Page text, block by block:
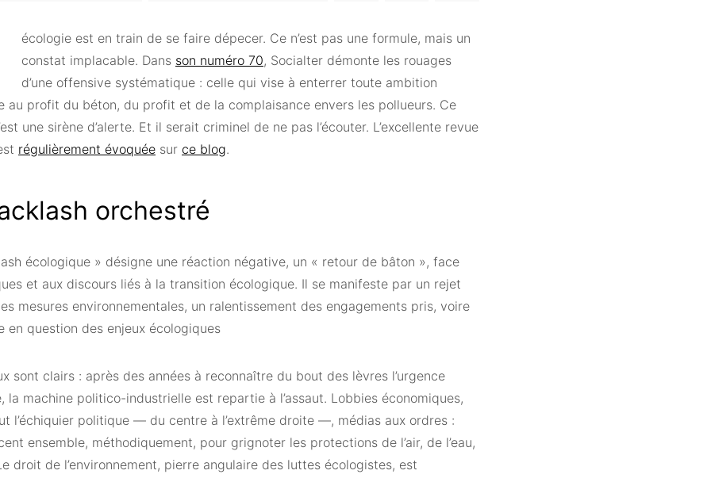
écologie est en train de se faire dépecer. Ce n’est pas une formule, mais un
constat implacable. Dans son numéro 70, Socialter démonte les rouages
d’une offensive systématique : celle qui vise à enterrer toute ambition
au profit du béton, du profit et de la complaisance envers les pollueurs. Ce
une sirène d’alerte. Et il serait criminel de ne pas l’écouter. L’excellente revue
régulièrement évoquée sur ce blog.
orchestré
écologique » désigne une réaction négative, un « retour de bâton », face
et aux discours liés à la transition écologique. Il se manifeste par un rejet
mesures environnementales, un ralentissement des engagements pris, voire
en question des enjeux écologiques
sont clairs : après des années à reconnaître du bout des lèvres l’urgence
la machine politico-industrielle est repartie à l’assaut. Lobbies économiques,
l’échiquier politique — du centre à l’extrême droite —, médias aux ordres :
ensemble, méthodiquement, pour grignoter les protections de l’air, de l’eau,
droit de l’environnement, pierre angulaire des luttes écologistes, est